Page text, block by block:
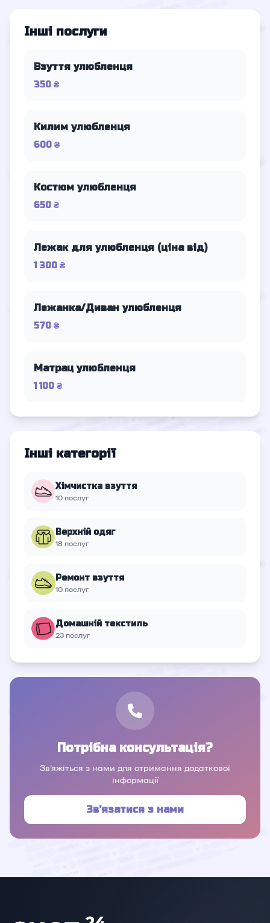
Інші послуги
Взуття улюбленця
350 ₴
Килим улюбленця
600 ₴
Костюм улюбленця
650 ₴
Лежак для улюбленця (ціна від)
1 300 ₴
Лежанка/Диван улюбленця
570 ₴
Матрац улюбленця
1 100 ₴
Інші категорії
Хімчистка взуття
10 послуг
Верхній oдяг
18 послуг
Ремонт взуття
10 послуг
Домашній текстиль
23 послуг
Потрібна консультація?
Зв'яжіться з нами для отримання додаткової
інформації
Зв'язатися з нами